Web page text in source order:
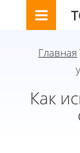
Главная
Как